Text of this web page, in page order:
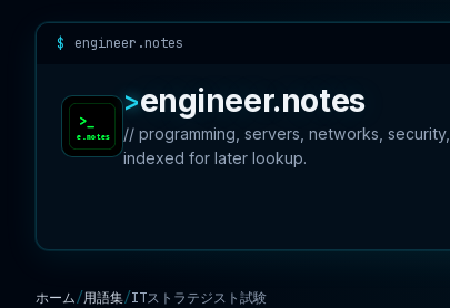
engineer.notes
engineer.notes
// programming, servers, networks,
indexed for later lookup.
ホーム 用語集 ITストラテジスト試験